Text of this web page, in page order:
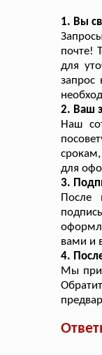
1. Вы
почте!
для
запрос
2. Ваш
Наш
для
3.
После
вами и
4.
Мы